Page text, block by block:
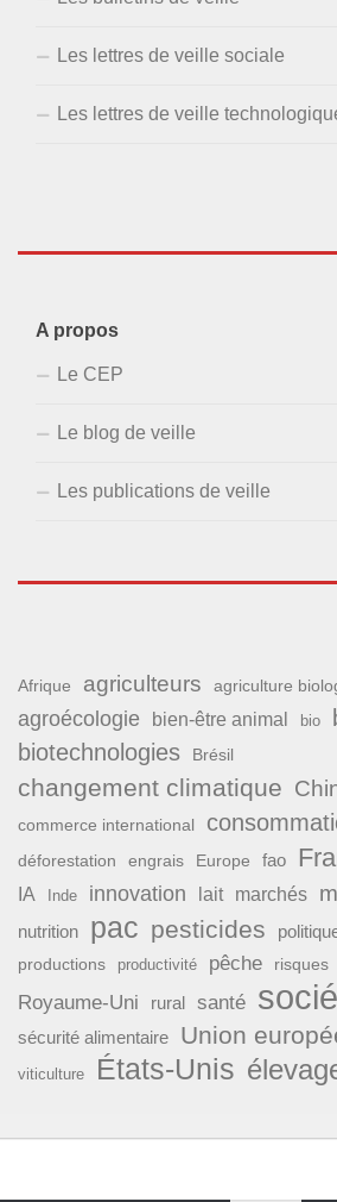
Les lettres de veille sociale
Les lettres de veille
A propos
Le CEP
Le blog de veille
Les publications de veille
Afrique agriculteurs agriculture
agroécologie bien-être animal bio
biotechnologies
Brésil
changement climatique
commerce international
déforestation engrais Europe fao
IA Inde innovation lait marchés
nutrition pac pesticides
productions productivité pêche risques
Royaume-Uni rural santé
sécurité alimentaire Union
viticulture États-Unis